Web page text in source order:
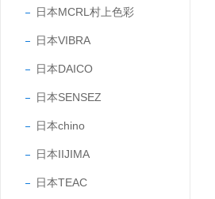
日本MCRL村上色彩
日本VIBRA
日本DAICO
日本SENSEZ
日本chino
日本IIJIMA
日本TEAC